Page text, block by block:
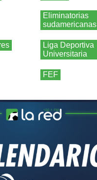
Eliminatorias
sudamericanas
Liga Deportiva
Universitaria
FEF